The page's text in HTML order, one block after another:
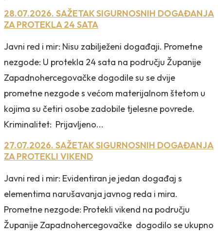
28.07.2026. SAŽETAK SIGURNOSNIH DOGAĐANJA
ZA PROTEKLA 24 SATA
Javni red i mir: Nisu zabilježeni događaji. Prometne
nezgode: U protekla 24 sata na području Županije
Zapadnohercegovačke dogodile su se dvije
prometne nezgode s većom materijalnom štetom u
kojima su četiri osobe zadobile tjelesne povrede.
Kriminalitet: Prijavljeno...
27.07.2026. SAŽETAK SIGURNOSNIH DOGAĐANJA
ZA PROTEKLI VIKEND
Javni red i mir: Evidentiran je jedan događaj s
elementima narušavanja javnog reda i mira.
Prometne nezgode: Protekli vikend na području
Županije Zapadnohercegovačke dogodilo se ukupno